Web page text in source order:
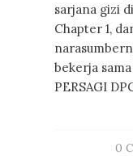
sarjana gizi
Chapter 1,
bekerja
PERSAGI
0